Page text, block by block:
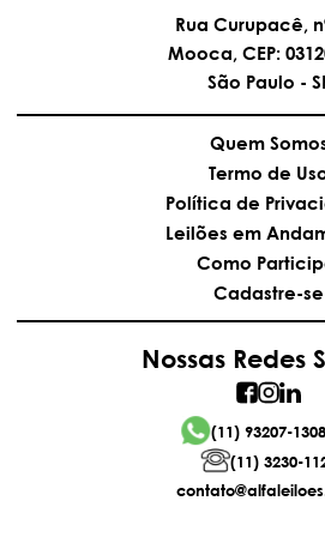
endereço eletrônico
telefone (11) 3230-1126 e
93207-1308. A participação
deve ser feita pelo sítio
Rua Curupacê,
Mooca, CEP:
São Paulo -
Quem
Termo de
Política de
Leilões em
Como
Cadastre-se
Nossas Redes
(11) 93207-1308
(11) 3230-